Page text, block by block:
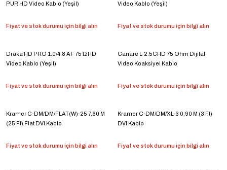
PUR HD Video Kablo (Yeşil)
Fiyat ve stok durumu için bilgi alın
Video Kablo (Yeşil)
Fiyat ve stok durumu için bilgi alın
Draka HD PRO 1.0/4.8 AF 75 Ω HD
Video Kablo (Yeşil)
Fiyat ve stok durumu için bilgi alın
Canare L-2.5CHD 75 Ohm Dijital
Video Koaksiyel Kablo
Fiyat ve stok durumu için bilgi alın
Kramer C-DM/DM/FLAT(W)-25 7,60 M
(25 Ft) Flat DVI Kablo
Fiyat ve stok durumu için bilgi alın
Kramer C-DM/DM/XL-3 0,90 M (3 Ft)
DVI Kablo
Fiyat ve stok durumu için bilgi alın